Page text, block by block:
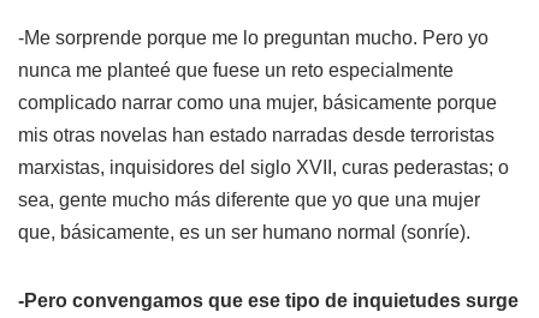
-Me sorprende porque me lo preguntan mucho. Pero yo
nunca me planteé que fuese un reto especialmente
complicado narrar como una mujer, básicamente porque
mis otras novelas han estado narradas desde terroristas
marxistas, inquisidores del siglo XVII, curas pederastas; o
sea, gente mucho más diferente que yo que una mujer
que, básicamente, es un ser humano normal (sonríe).
-Pero convengamos que ese tipo de inquietudes surge